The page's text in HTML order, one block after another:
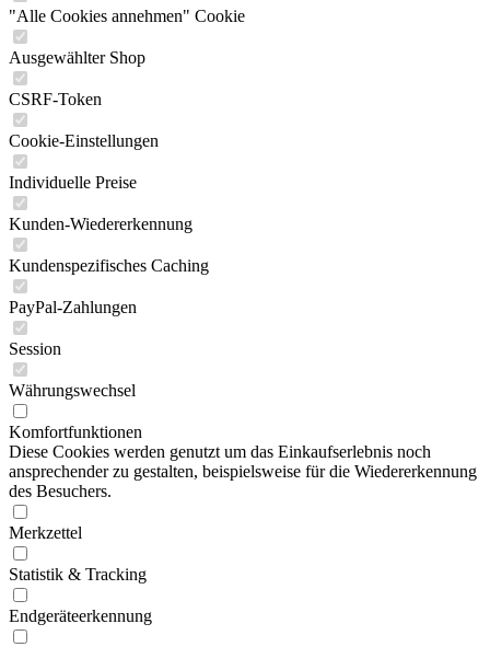
"Alle Cookies annehmen" Cookie
Ausgewählter Shop
CSRF-Token
Cookie-Einstellungen
Individuelle Preise
Kunden-Wiedererkennung
Kundenspezifisches Caching
PayPal-Zahlungen
Session
Währungswechsel
Komfortfunktionen
Diese Cookies werden genutzt um das Einkaufserlebnis noch
ansprechender zu gestalten, beispielsweise für die Wiedererkennung
des Besuchers.
Merkzettel
Statistik & Tracking
Endgeräteerkennung